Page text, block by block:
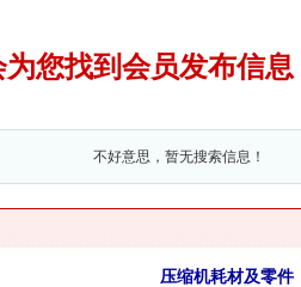
您找到会员发布信息
不好意思，暂无搜索信息！
压缩机耗材及零件